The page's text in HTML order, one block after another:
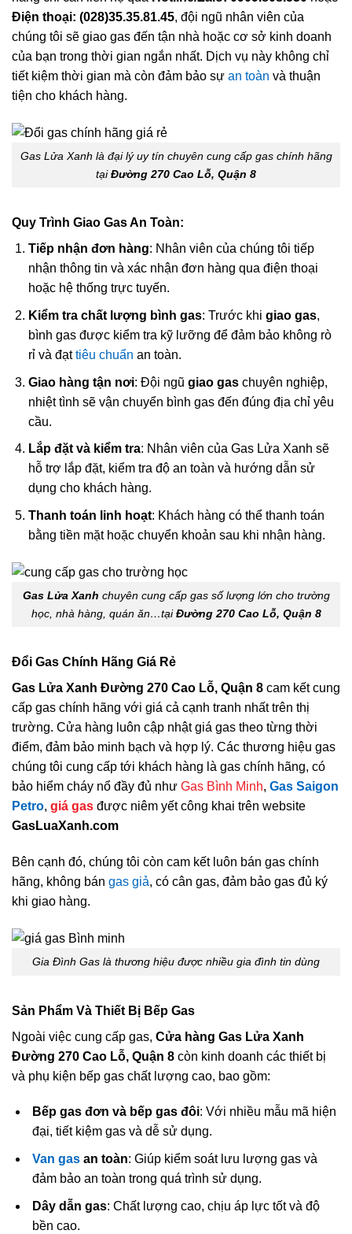
Điện thoại: (028)35.35.81.45, đội ngũ nhân viên của
chúng tôi sẽ giao gas đến tận nhà hoặc cơ sở kinh doanh
của bạn trong thời gian ngắn nhất. Dịch vụ này không chỉ
tiết kiệm thời gian mà còn đảm bảo sự an toàn và thuận
tiện cho khách hàng.
Gas Lửa Xanh là đại lý uy tín chuyên cung cấp gas chính hãng
tạiĐường 270 Cao Lỗ, Quận 8
Quy Trình Giao Gas An Toàn:
Tiếp nhận đơn hàng: Nhân viên của chúng tôi tiếp
nhận thông tin và xác nhận đơn hàng qua điện thoại
hoặc hệ thống trực tuyến.
Kiểm tra chất lượng bình gas: Trước khi giao gas,
bình gas được kiểm tra kỹ lưỡng để đảm bảo không rò
rỉ và đạttiêu chuẩn an toàn.
Giao hàng tận nơi: Đội ngũ giao gaschuyên nghiệp,
nhiệt tình sẽ vận chuyển bình gas đến đúng địa chỉ yêu
cầu.
Lắp đặt và kiểm tra: Nhân viên của Gas Lửa Xanh sẽ
hỗ trợ lắp đặt, kiểm tra độ an toàn và hướng dẫn sử
dụng cho khách hàng.
Thanh toán linh hoạt: Khách hàng có thể thanh toán
bằng tiền mặt hoặc chuyển khoản sau khi nhận hàng.
Gas Lửa Xanh chuyên cung cấp gas số lượng lớn cho trường
học, nhà hàng, quán ăn…tạiĐường 270 Cao Lỗ, Quận 8
Đổi Gas Chính Hãng Giá Rẻ
Gas Lửa Xanh Đường 270 Cao Lỗ, Quận 8 cam kết cung
cấp gas chính hãng với giá cả cạnh tranh nhất trên thị
trường. Cửa hàng luôn cập nhật giá gas theo từng thời
điểm, đảm bảo minh bạch và hợp lý. Các thương hiệu gas
chúng tôi cung cấp tới khách hàng là gas chính hãng, có
bảo hiểm cháy nổ đầy đủ như Gas Bình Minh, Gas Saigon
Petro, giá gas được niêm yết công khai trên website
GasLuaXanh.com
Bên cạnh đó, chúng tôi còn cam kết luôn bán gas chính
hãng, không bán gas giả, có cân gas, đảm bảo gas đủ ký
khi giao hàng.
Gia Đình Gas là thương hiệu được nhiều gia đình tin dùng
Sản Phẩm Và Thiết Bị Bếp Gas
Ngoài việc cung cấp gas, Cửa hàng Gas Lửa Xanh
Đường 270 Cao Lỗ, Quận 8 còn kinh doanh các thiết bị
và phụ kiện bếp gas chất lượng cao, bao gồm:
Bếp gas đơn và bếp gas đôi: Với nhiều mẫu mã hiện
đại, tiết kiệm gas và dễ sử dụng.
Van gasan toàn: Giúp kiểm soát lưu lượng gas và
đảm bảo an toàn trong quá trình sử dụng.
Dây dẫn gas: Chất lượng cao, chịu áp lực tốt và độ
bền cao.